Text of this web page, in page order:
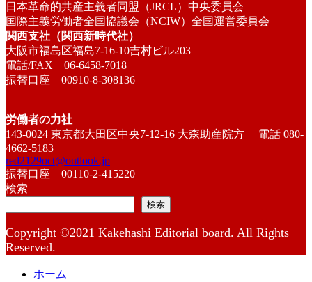
日本革命的共産主義者同盟（JRCL）中央委員会
国際主義労働者全国協議会（NCIW）全国運営委員会
関西支社（関西新時代社）
大阪市福島区福島7-16-10吉村ビル203
電話/FAX 06-6458-7018
振替口座 00910-8-308136
労働者の力社
143-0024 東京都大田区中央7-12-16 大森助産院方 電話 080-
4662-5183
red2129oct@outlook.jp
振替口座 00110-2-415220
検索
検索
Copyright ©2021 Kakehashi Editorial board. All Rights
Reserved.
ホーム